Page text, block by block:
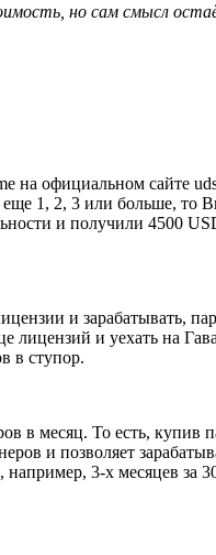
но сам смысл
на официальном сайте
1, 2, 3 или больше, то
и получили 4500
и зарабатывать,
лицензий и уехать на
в ступор.
в месяц. То есть, купив
и позволяет
3-х месяцев за